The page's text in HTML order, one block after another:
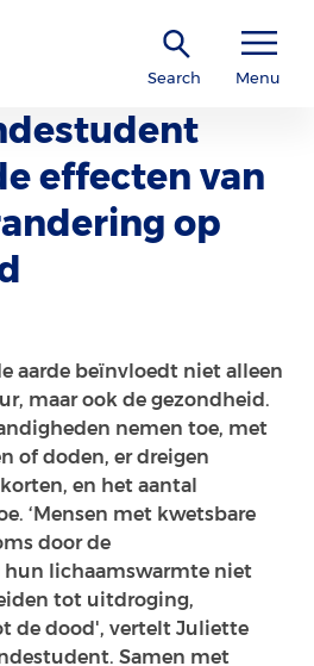
Search Menu
effecten van
op
aarde beïnvloedt niet alleen
maar ook de gezondheid.
nemen toe, met
of doden, er dreigen
en het aantal
‘​Mensen met kwetsbare
door de
lichaamswarmte niet
tot uitdroging,
de dood', vertelt Juliette
Samen met